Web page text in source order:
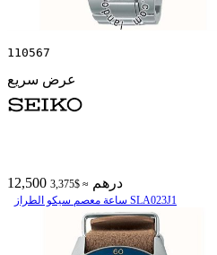
110567
عرض سريع
12,500 درهم ≈ $3,375
ساعة معصم سیکو الطراز SLA023J1